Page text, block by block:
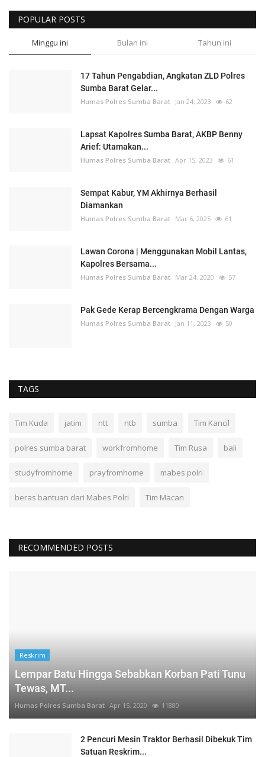
POPULAR POSTS
Minggu ini Bulan ini Tahun ini
17 Tahun Pengabdian, Angkatan ZLD Polres
Sumba Barat Gelar...
Humas Polres Sumba Barat Jan 24, 2023 62
Lapsat Kapolres Sumba Barat, AKBP Benny
Arief: Utamakan...
Humas Polres Sumba Barat Apr 15, 2023 61
Sempat Kabur, YM Akhirnya Berhasil
Diamankan
Humas Polres Sumba Barat Mar 6, 2025 61
Lawan Corona | Menggunakan Mobil Lantas,
Kapolres Bersama...
Humas Polres Sumba Barat Mar 24, 2020 57
Pak Gede Kerap Bercengkrama Dengan Warga
Humas Polres Sumba Barat Jan 11, 2023 50
TAGS
Tim Kuda jatim ntt ntb sumba Tim Kancil
polres sumba barat workfromhome Tim Rusa bali
studyfromhome prayfromhome mabes polri
beras bantuan dari Mabes Polri Tim Macan
RECOMMENDED POSTS
Reskrim
Lempar Batu Hingga Sebabkan Korban Pati Tunu
Tewas, MT...
Humas Polres Sumba Barat Apr 15, 2020 11880
2 Pencuri Mesin Traktor Berhasil Dibekuk Tim
Satuan Reskrim...